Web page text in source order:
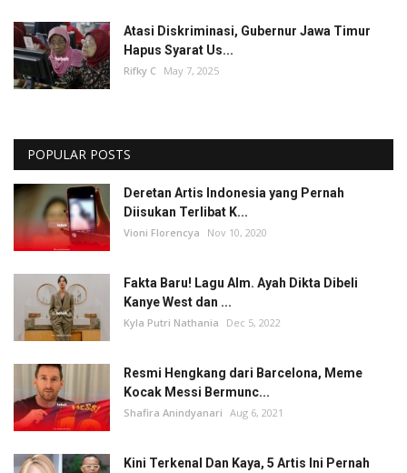
Atasi Diskriminasi, Gubernur Jawa Timur
Hapus Syarat Us...
Rifky C May 7, 2025
POPULAR POSTS
Deretan Artis Indonesia yang Pernah
Diisukan Terlibat K...
Vioni Florencya Nov 10, 2020
Fakta Baru! Lagu Alm. Ayah Dikta Dibeli
Kanye West dan ...
Kyla Putri Nathania Dec 5, 2022
Resmi Hengkang dari Barcelona, Meme
Kocak Messi Bermunc...
Shafira Anindyanari Aug 6, 2021
Kini Terkenal Dan Kaya, 5 Artis Ini Pernah